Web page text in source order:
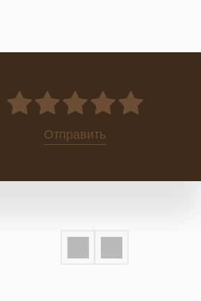
0
Отправить